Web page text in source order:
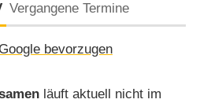
Vergangene Termine
bevorzugen
läuft aktuell nicht im